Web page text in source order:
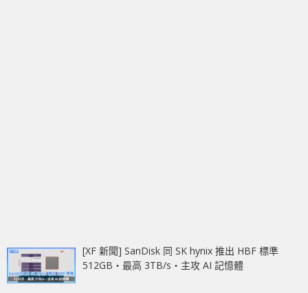
[XF 新聞] SanDisk 同 SK hynix 推出 HBF 標準
512GB‧最高 3TB/s‧主攻 AI 記憶體